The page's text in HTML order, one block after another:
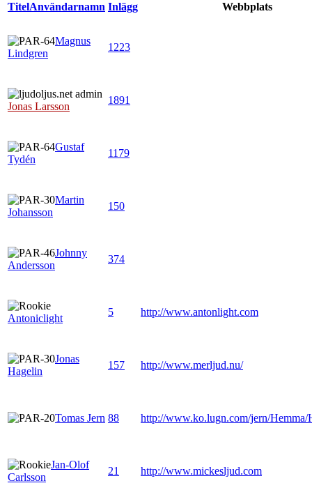
TitelAnvändarnamn Inlägg Webbplats
Magnus
Lindgren
1223
Jonas Larsson
1891
Gustaf
Tydén
1179
Martin
Johansson
150
Johnny
Andersson
374
Antoniclight
5 http://www.antonlight.com
Jonas
Hagelin
157 http://www.merljud.nu/
Tomas Jern 88 http://www.ko.lugn.com/jern/Hemma/
Jan-Olof
Carlsson
21 http://www.mickesljud.com